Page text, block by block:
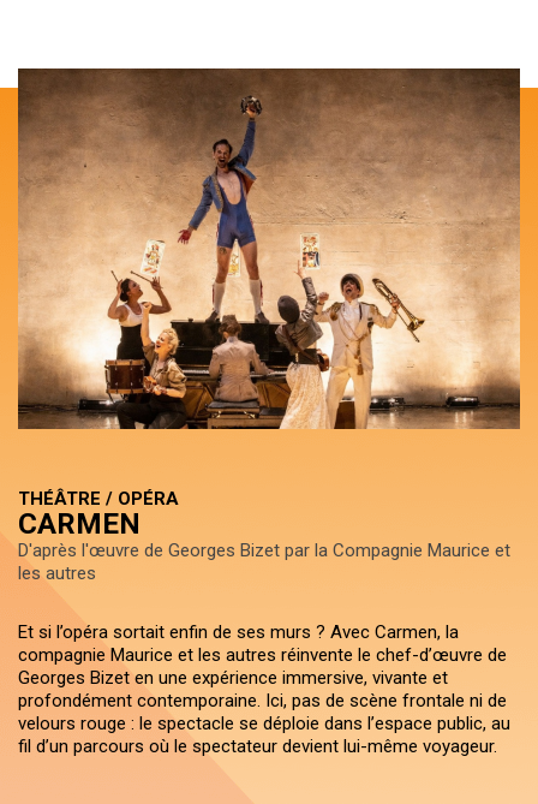
THÉÂTRE / OPÉRA
CARMEN
D'après l'œuvre de Georges Bizet par la Compagnie Maurice et
les autres
Et si l’opéra sortait enfin de ses murs ? Avec Carmen, la
compagnie Maurice et les autres réinvente le chef-d’œuvre de
Georges Bizet en une expérience immersive, vivante et
profondément contemporaine. Ici, pas de scène frontale ni de
velours rouge : le spectacle se déploie dans l’espace public, au
fil d’un parcours où le spectateur devient lui-même voyageur.